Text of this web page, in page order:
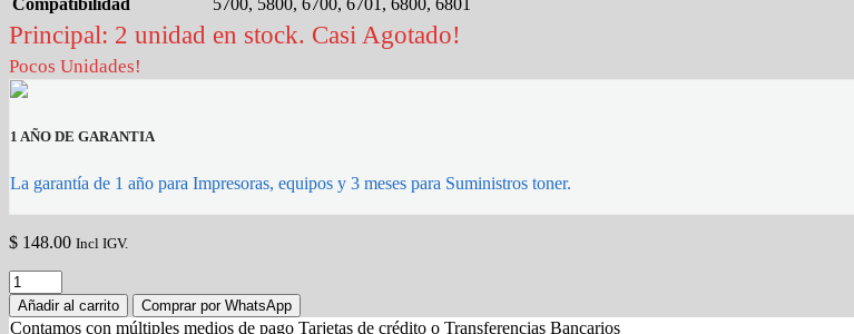
Principal: 2 unidad en stock. Casi Agotado!
Pocos Unidades!
1 AÑO DE GARANTIA
La garantía de 1 año para Impresoras, equipos y 3 meses para Suministros toner.
$ 148.00 Incl IGV.
toner
hp
w2130a
Añadir al carrito Comprar por WhatsApp
Contamos con múltiples medios de pago Tarjetas de crédito o Transferencias Bancarios